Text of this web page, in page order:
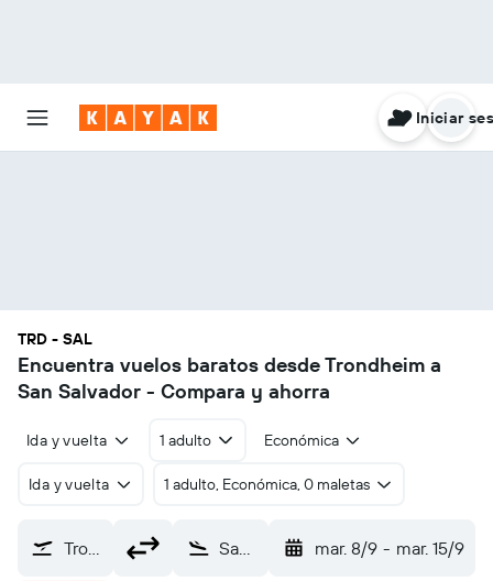
Iniciar
TRD - SAL
Encuentra vuelos baratos desde Trondheim a
San Salvador - Compara y ahorra
Ida y vuelta 1 adulto Económica
Ida y vuelta 1 adulto, Económica, 0 maletas
Trondheim-Værnes (TRD) San Salvador Internacional de El Salvador (SAL) mar. 8/9 - mar. 15/9